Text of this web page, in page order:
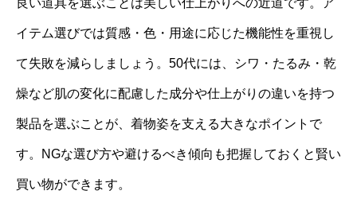
良い道具を選ぶことは美しい仕上がりへの近道です。ア
イテム選びでは質感・色・用途に応じた機能性を重視し
て失敗を減らしましょう。50代には、シワ・たるみ・乾
燥など肌の変化に配慮した成分や仕上がりの違いを持つ
製品を選ぶことが、着物姿を支える大きなポイントで
す。NGな選び方や避けるべき傾向も把握しておくと賢い
買い物ができます。